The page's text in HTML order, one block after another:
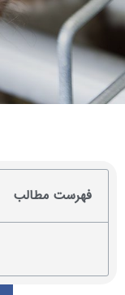
فهرست مطالب